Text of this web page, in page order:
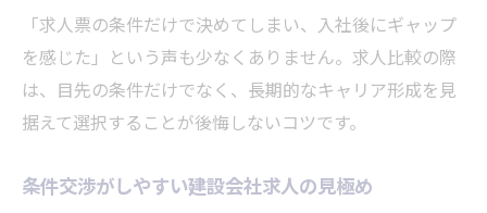
「求人票の条件だけで決めてしまい、入社後にギャップ
を感じた」という声も少なくありません。求人比較の際
は、目先の条件だけでなく、長期的なキャリア形成を見
据えて選択することが後悔しないコツです。
条件交渉がしやすい建設会社求人の見極め